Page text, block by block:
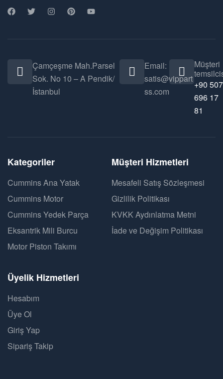
Çamçeşme Mah.Parsel
Sok. No 10 – A Pendik/
İstanbul
Email:
satis@vippart
ss.com
Müşteri
+90 507
696 17
81
Kategoriler
Cummins Ana Yatak
Cummins Motor
Cummins Yedek Parça
Eksantrik Mili Burcu
Motor Piston Takımı
Müşteri Hizmetleri
Mesafeli Satış Sözleşmesi
Gizlilik Politikası
KVKK Aydınlatma Metni
İade ve Değişim Politikası
Üyelik Hizmetleri
Hesabım
Üye Ol
Giriş Yap
Sipariş Takip